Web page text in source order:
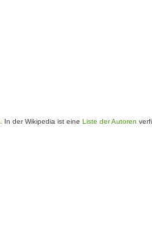
. In der Wikipedia ist eine Liste der Autoren